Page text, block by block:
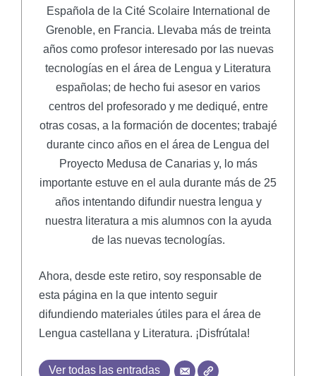
Española de la Cité Scolaire International de
Grenoble, en Francia. Llevaba más de treinta
años como profesor interesado por las nuevas
tecnologías en el área de Lengua y Literatura
españolas; de hecho fui asesor en varios
centros del profesorado y me dediqué, entre
otras cosas, a la formación de docentes; trabajé
durante cinco años en el área de Lengua del
Proyecto Medusa de Canarias y, lo más
importante estuve en el aula durante más de 25
años intentando difundir nuestra lengua y
nuestra literatura a mis alumnos con la ayuda
de las nuevas tecnologías.
Ahora, desde este retiro, soy responsable de
esta página en la que intento seguir
difundiendo materiales útiles para el área de
Lengua castellana y Literatura. ¡Disfrútala!
Ver todas las entradas